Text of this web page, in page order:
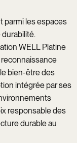
parmi les espaces
WELL Platine
bien-être des
intégrée par ses
responsable des
durable au